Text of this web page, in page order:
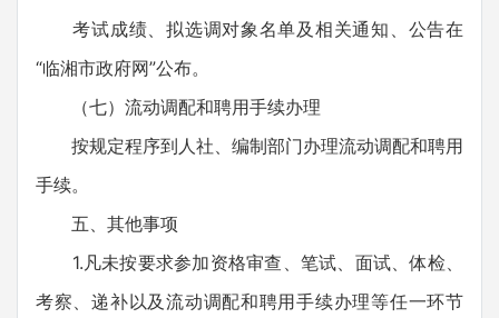
考试成绩、拟选调对象名单及相关通知、公告在
“临湘市政府网”公布。
（七）流动调配和聘用手续办理
按规定程序到人社、编制部门办理流动调配和聘用
手续。
五、其他事项
1.凡未按要求参加资格审查、笔试、面试、体检、
考察、递补以及流动调配和聘用手续办理等任一环节